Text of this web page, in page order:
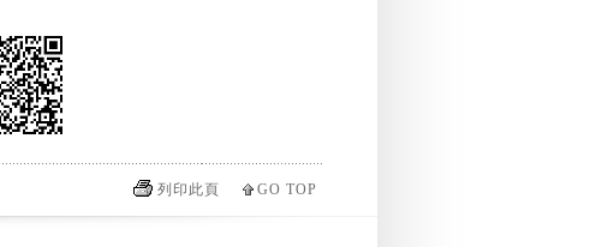
列印此頁 GO TOP